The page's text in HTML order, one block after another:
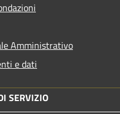
Amministrativo
e dati
SERVIZIO